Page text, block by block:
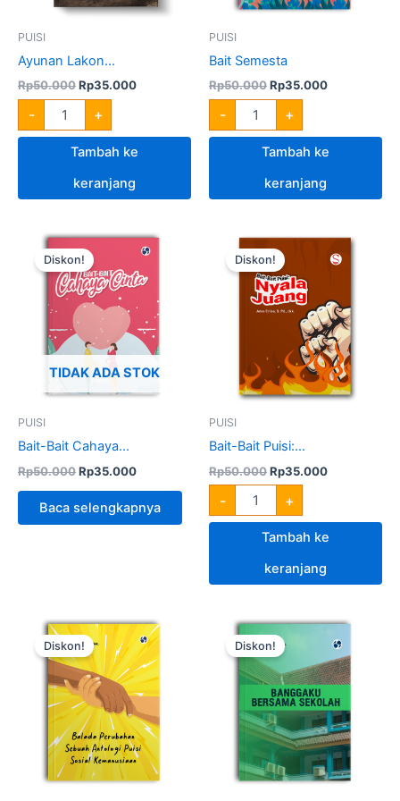
PUISI
Ayunan Lakon...
Rp50.000Rp35.000
- +
Tambah ke
keranjang
PUISI
Bait Semesta
Rp50.000Rp35.000
- +
Tambah ke
keranjang
TIDAK ADA STOK
Diskon!
PUISI
Bait-Bait Cahaya...
Rp50.000
Harga
aslinya
adalah:
Rp50.000.
Rp35.000
Harga
saat
ini
adalah:
Rp35.000.
Baca selengkapnya
Diskon!
PUISI
Bait-Bait Puisi:...
Rp50.000
Harga
aslinya
adalah:
Rp50.000.
Rp35.000
Harga
saat
ini
Rp35.000.
-
Kuantitas
Bait-
Bait
Puisi:
Nyala
+
Tambah ke
keranjang
Diskon!
Harga
aslinya
adalah:
Rp50.000.
Harga
saat
ini
adalah:
Rp35.000.
Kuantitas
Balada
Perubahan
Sebuah
Antologi
Puisi
Sosial
Kemanusiaan
Diskon!
Harga
aslinya
adalah:
Rp50.000.
Harga
saat
ini
adalah:
Rp35.000.
Kuantitas
Banggaku
Bersama
Sekolah